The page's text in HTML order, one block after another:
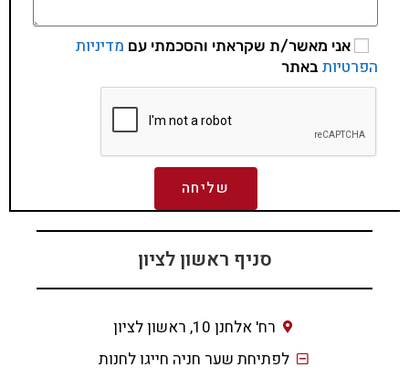
אני מאשר/ת שקראתי והסכמתי עם מדיניות
הפרטיות באתר
שליחה
סניף ראשון לציון
רח' אלחנן 10, ראשון לציון
לפתיחת שער חניה חייגו לחנות